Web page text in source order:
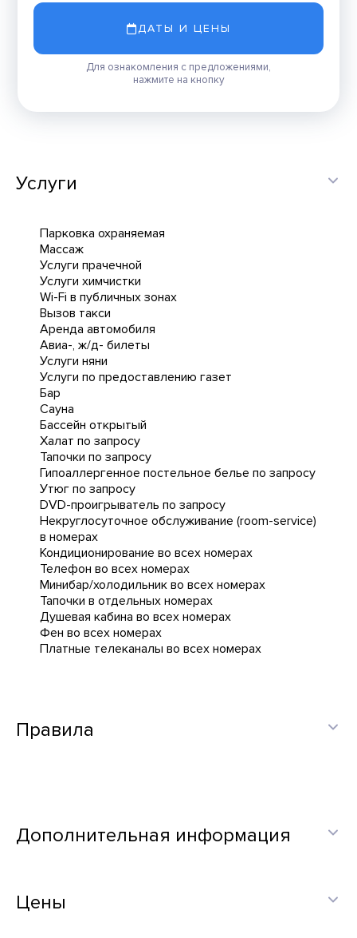
ДАТЫ И ЦЕНЫ
Для ознакомления с предложениями,
нажмите на кнопку
Услуги
Парковка охраняемая
Массаж
Услуги прачечной
Услуги химчистки
Wi-Fi в публичных зонах
Вызов такси
Аренда автомобиля
Авиа-, ж/д- билеты
Услуги няни
Услуги по предоставлению газет
Бар
Сауна
Бассейн открытый
Халат по запросу
Тапочки по запросу
Гипоаллергенное постельное белье по запросу
Утюг по запросу
DVD-проигрыватель по запросу
Некруглосуточное обслуживание (room-service)
в номерах
Кондиционирование во всех номерах
Телефон во всех номерах
Минибар/холодильник во всех номерах
Тапочки в отдельных номерах
Душевая кабина во всех номерах
Фен во всех номерах
Платные телеканалы во всех номерах
Правила
Дополнительная информация
Цены